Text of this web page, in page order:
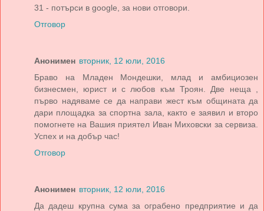
31 - потърси в google, за нови отговори.
Отговор
Анонимен вторник, 12 юли, 2016
Браво на Младен Мондешки, млад и амбициозен
бизнесмен, юрист и с любов към Троян. Две неща ,
първо надяваме се да направи жест към общината да
дари площадка за спортна зала, както е заявил и второ
помогнете на Вашия приятел Иван Миховски за сервиза.
Успех и на добър час!
Отговор
Анонимен вторник, 12 юли, 2016
Да дадеш крупна сума за ограбено предприятие и да